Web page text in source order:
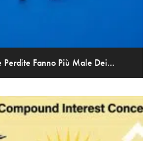
Perdite Fanno Più Male Dei...